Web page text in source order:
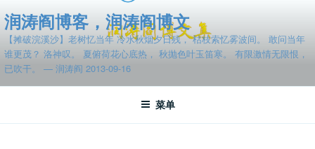
至
容
润涛阎博客，润涛阎博文
【摊破浣溪沙】老树忆当年 冷水秋烟夕日残， 枯枝索忆雾波间。 敢问当年
谁更茂？ 洛神叹。 夏俯荷花心底热， 秋抛色叶玉笛寒。 有限激情无限恨，
已吹干。 — 润涛阎 2013-09-16
菜单